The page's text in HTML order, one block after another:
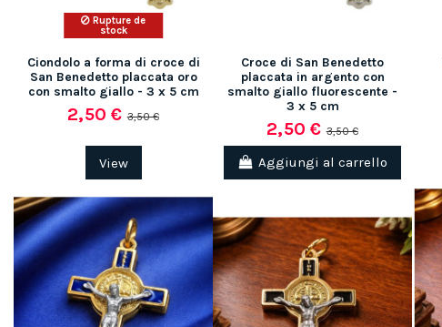
Rupture de
stock
Ciondolo a forma di croce di
San Benedetto placcata oro
con smalto giallo - 3 x 5 cm
2,50 €3,50 €
View
Croce di San Benedetto
placcata in argento con
smalto giallo fluorescente -
3 x 5 cm
2,50 €3,50 €
Aggiungi al carrello